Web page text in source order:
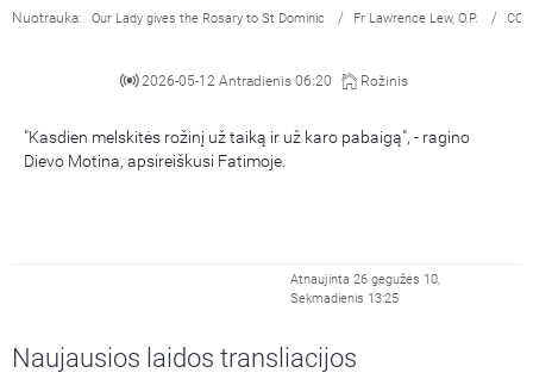
Nuotrauka: Our Lady gives the Rosary to St Dominic / Fr Lawrence Lew, O.P. / CC
2026-05-12 Antradienis 06:20 Rožinis
"Kasdien melskitės rožinį už taiką ir už karo pabaigą", - ragino
Dievo Motina, apsireiškusi Fatimoje.
Atnaujinta 26 gegužės 10,
Sekmadienis 13:25
Naujausios laidos transliacijos